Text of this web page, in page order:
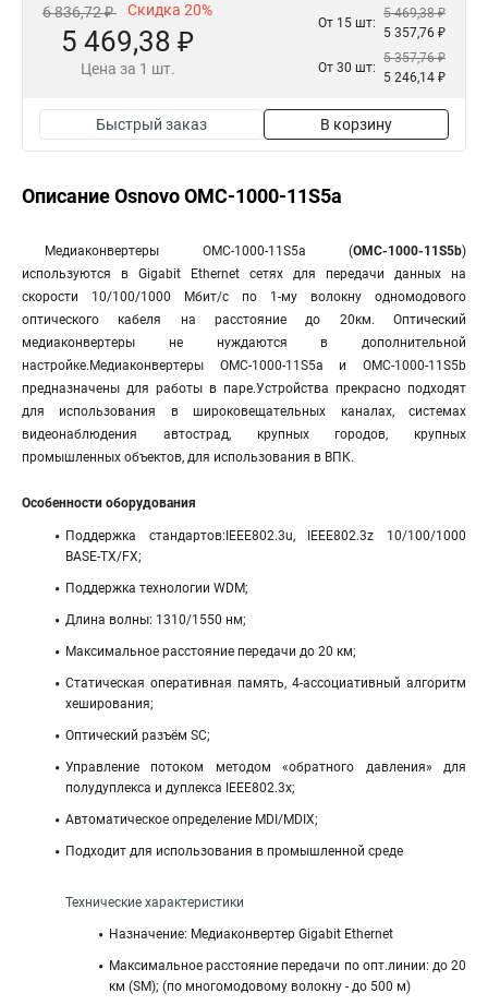
6 836,72 ₽ Скидка 20%
5 469,38 ₽
Цена за 1 шт.
От 15 шт:
5 469,38 ₽
5 357,76 ₽
От 30 шт:
5 357,76 ₽
5 246,14 ₽
Быстрый заказ В корзину
Описание Osnovo OMC-1000-11S5a
Медиаконвертеры OMC-1000-11S5a (OMC-1000-11S5b)
используются в Gigabit Ethernet сетях для передачи данных на
скорости 10/100/1000 Мбит/с по 1-му волокну одномодового
оптического кабеля на расстояние до 20км. Оптический
медиаконвертеры не нуждаются в дополнительной
настройке.Медиаконвертеры OMC-1000-11S5a и OMC-1000-11S5b
предназначены для работы в паре.Устройства прекрасно подходят
для использования в широковещательных каналах, системах
видеонаблюдения автострад, крупных городов, крупных
промышленных объектов, для использования в ВПК.
Особенности оборудования
Поддержка стандартов:IEEE802.3u, IEEE802.3z 10/100/1000
BASE-TX/FX;
Поддержка технологии WDM;
Длина волны: 1310/1550 нм;
Максимальное расстояние передачи до 20 км;
Статическая оперативная память, 4-ассоциативный алгоритм
хеширования;
Оптический разъём SC;
Управление потоком методом «обратного давления» для
полудуплекса и дуплекса IEEE802.3x;
Автоматическое определение MDI/MDIX;
Подходит для использования в промышленной среде
Технические характеристики
Назначение: Медиаконвертер Gigabit Ethernet
Максимальное расстояние передачи по опт.линии: до 20
км (SM); (по многомодовому волокну - до 500 м)